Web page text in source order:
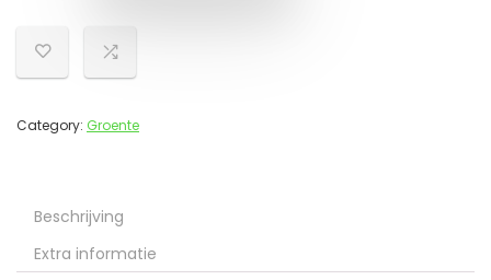
Category: Groente
Beschrijving
Extra informatie